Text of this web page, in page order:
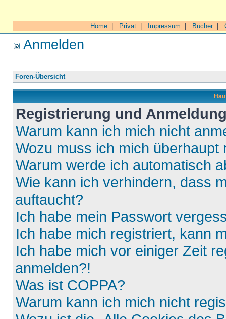
Home Privat Impressum Bücher|
Anmelden
Foren-Übersicht
Registrierung und
Warum kann ich mich nicht
Wozu muss ich mich überhaupt
Warum werde ich automatisch
Wie kann ich verhindern, dass
auftaucht?
Ich habe mein Passwort
Ich habe mich registriert, kann
Ich habe mich vor einiger Zeit
anmelden?!
Was ist COPPA?
Warum kann ich mich nicht